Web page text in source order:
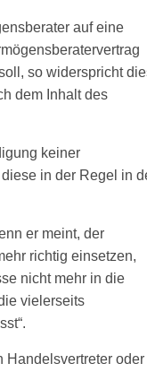
auf eine
so widerspricht
dem Inhalt des
keiner
in der Regel in
er meint, der
richtig einsetzen,
nicht mehr in die
vielerseits
Handelsvertreter oder